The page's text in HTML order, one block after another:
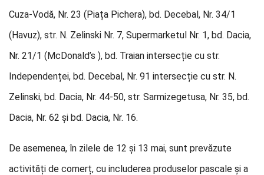
Cuza-Vodă, Nr. 23 (Piața Pichera), bd. Decebal, Nr. 34/1
(Havuz), str. N. Zelinski Nr. 7, Supermarketul Nr. 1, bd. Dacia,
Nr. 21/1 (McDonald’s ), bd. Traian intersecție cu str.
Independenței, bd. Decebal, Nr. 91 intersecție cu str. N.
Zelinski, bd. Dacia, Nr. 44-50, str. Sarmizegetusa, Nr. 35, bd.
Dacia, Nr. 62 și bd. Dacia, Nr. 16.
De asemenea, în zilele de 12 și 13 mai, sunt prevăzute
activități de comerț, cu includerea produselor pascale și a